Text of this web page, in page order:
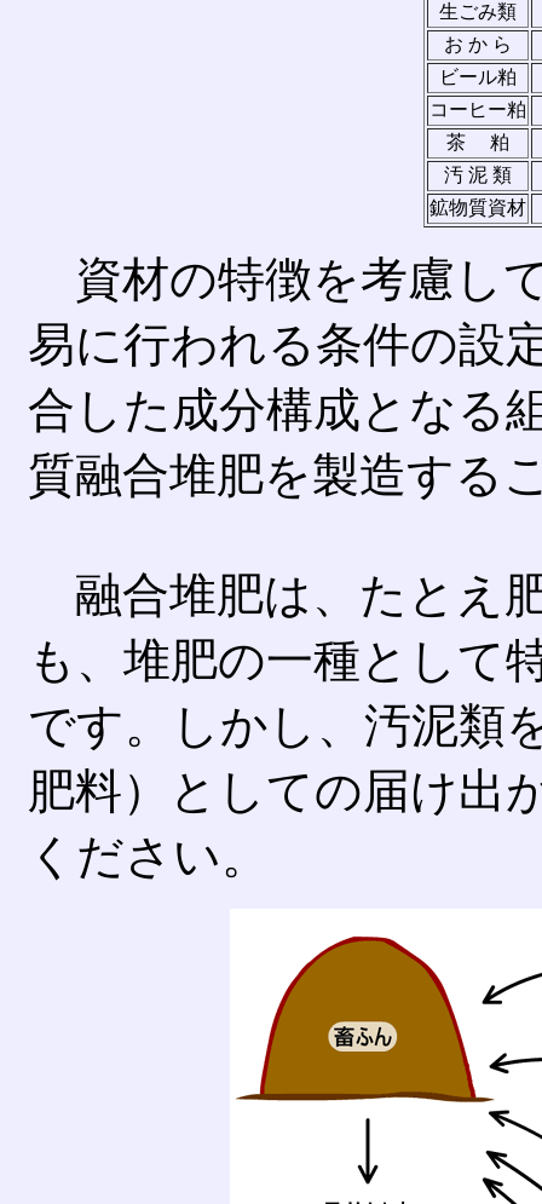
生ごみ類
お か ら
ビール粕
コーヒー粕
茶 粕
汚 泥 類
鉱物質資材
資材の特徴を考慮し
易に行われる条件の設
合した成分構成となる
質融合堆肥を製造する
融合堆肥は、たとえ
も、堆肥の一種として
です。しかし、汚泥類
肥料）としての届け出
ください。